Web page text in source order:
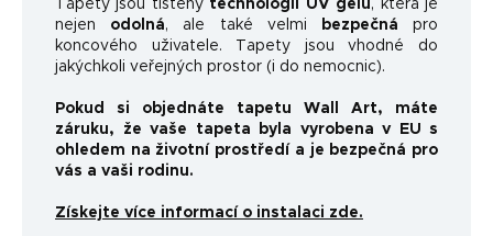
Tapety jsou tištěny technologií UV gelu , která je
nejen odolná, ale také velmi bezpečná pro
koncového uživatele. Tapety jsou vhodné do
jakýchkoli veřejných prostor (i do nemocnic).
Pokud si objednáte tapetu Wall Art, máte
záruku, že vaše tapeta byla vyrobena v EU s
ohledem na životní prostředí a je bezpečná pro
vás a vaši rodinu.
Získejte více informací o instalaci zde.